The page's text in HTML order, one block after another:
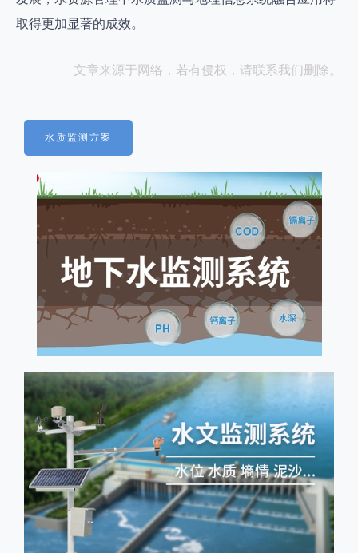
取得更加显著的成效。
文章来源于网络，若有侵权，请联系我们删除。
水质监测方案